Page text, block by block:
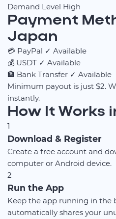
Demand Level High
Payment
Japan
💳 PayPal ✓ Available
💰 USDT ✓ Available
🏦 Bank Transfer ✓ Available
Minimum payout is just $2.
instantly.
How It Works
1
Download & Register
Create a free account and
computer or Android device.
2
Run the App
Keep the app running in the
automatically shares your